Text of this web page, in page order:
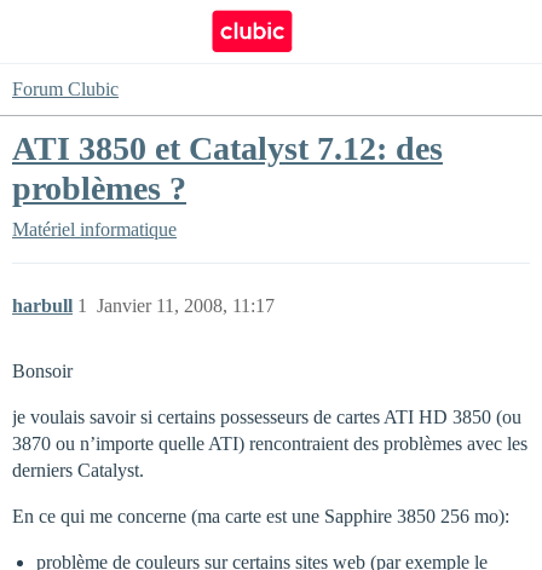
Forum Clubic
ATI 3850 et Catalyst 7.12: des
problèmes ?
Matériel informatique
harbull Janvier 11, 2008, 11:17
1
Bonsoir
je voulais savoir si certains possesseurs de cartes ATI HD 3850 (ou
3870 ou n’importe quelle ATI) rencontraient des problèmes avec les
derniers Catalyst.
En ce qui me concerne (ma carte est une Sapphire 3850 256 mo):
problème de couleurs sur certains sites web (par exemple le